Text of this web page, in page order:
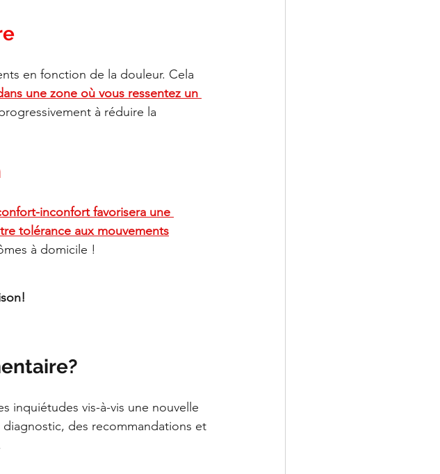
en fonction de la douleur. Cela
une zone où vous ressentez un
à réduire la
inconfort favorisera une
tolérance aux mouvements
à domicile !
inquiétudes vis-à-vis une nouvelle
des recommandations et